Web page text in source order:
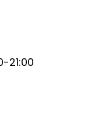
21:00